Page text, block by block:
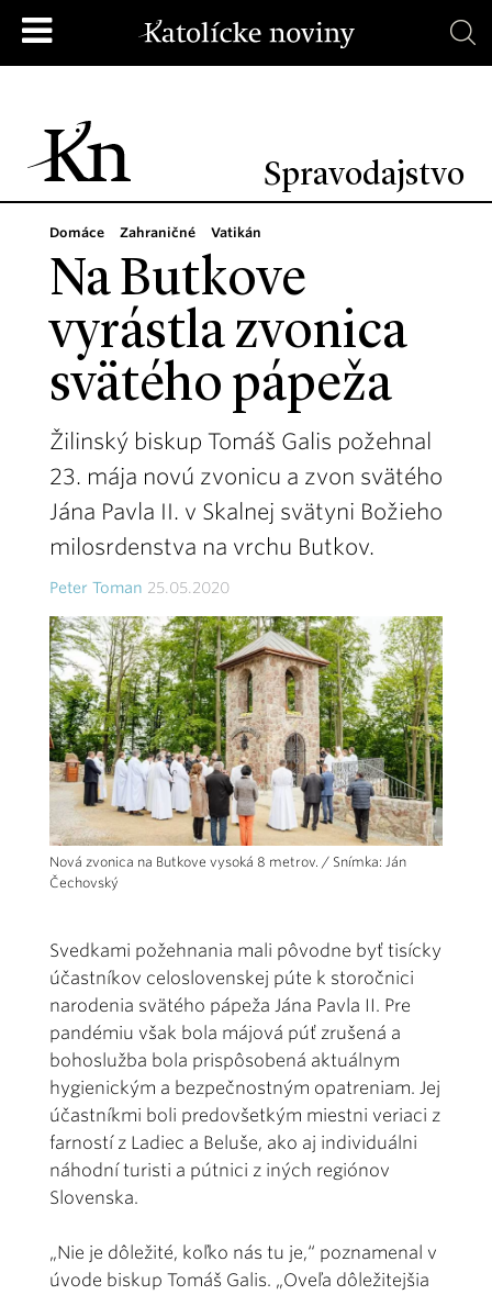
Spravodajstvo
Domáce Zahraničné Vatikán
Na Butkove
vyrástla zvonica
svätého pápeža
Žilinský biskup Tomáš Galis požehnal
23. mája novú zvonicu a zvon svätého
Jána Pavla II. v Skalnej svätyni Božieho
milosrdenstva na vrchu Butkov.
Peter Toman 25.05.2020
Nová zvonica na Butkove vysoká 8 metrov. / Snímka: Ján
Čechovský
Svedkami požehnania mali pôvodne byť tisícky
účastníkov celoslovenskej púte k storočnici
narodenia svätého pápeža Jána Pavla II. Pre
pandémiu však bola májová púť zrušená a
bohoslužba bola prispôsobená aktuálnym
hygienickým a bezpečnostným opatreniam. Jej
účastníkmi boli predovšetkým miestni veriaci z
farností z Ladiec a Beluše, ako aj individuálni
náhodní turisti a pútnici z iných regiónov
Slovenska.
„Nie je dôležité, koľko nás tu je,“ poznamenal v
úvode biskup Tomáš Galis. „Oveľa dôležitejšia